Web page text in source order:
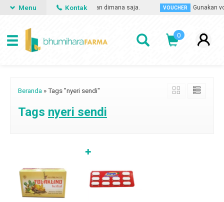
obat apa saja, kapan saja dan dimana saja. VOUCHER Gunakan
Menu Kontak
0
Beranda »Tags "nyeri sendi"
Tags nyeri sendi
✚